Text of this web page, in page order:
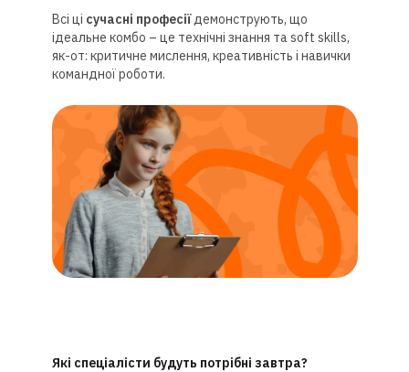
Всі ці сучасні професіїдемонструють, що
ідеальне комбо – це технічні знання та soft skills,
як-от: критичне мислення, креативність і навички
командної роботи.
Які спеціалісти будуть потрібні завтра?